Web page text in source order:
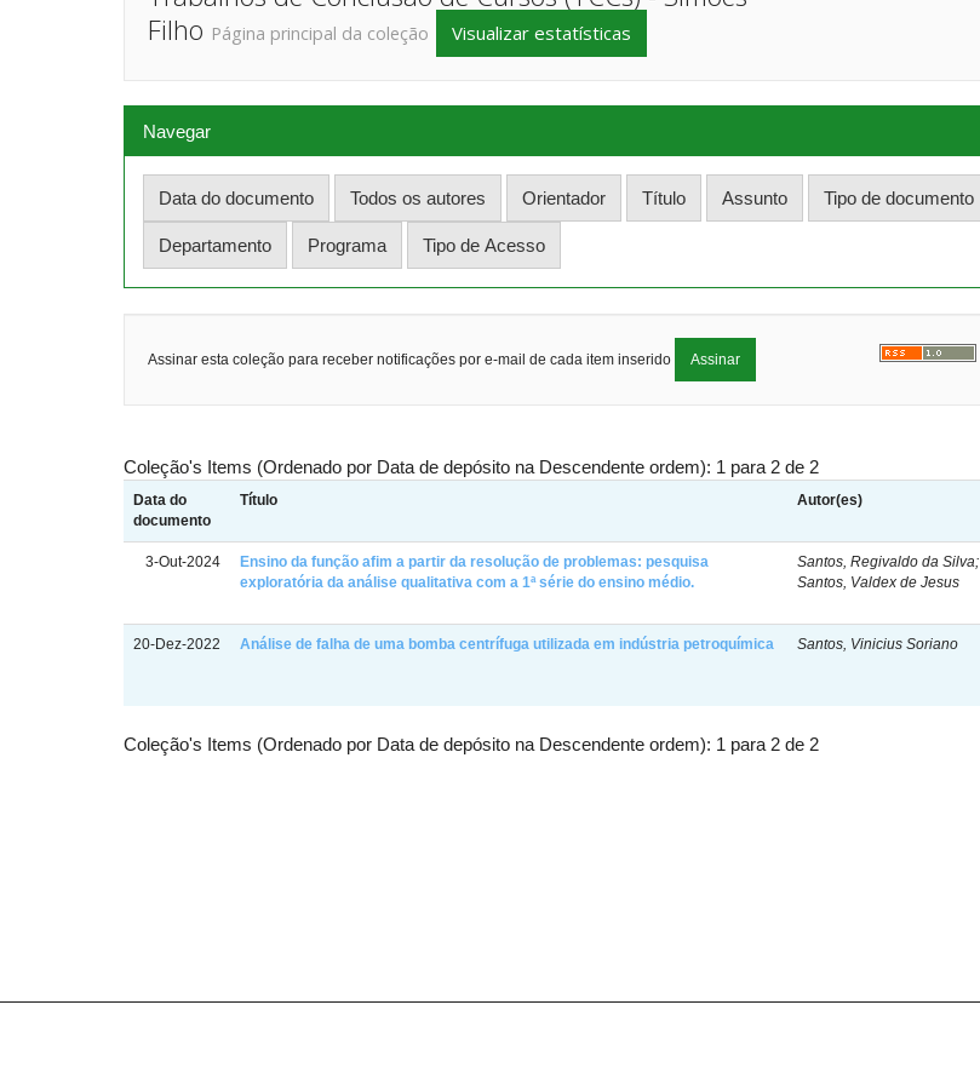
Filho Página principal da coleção Visualizar estatísticas
Navegar
Assinar esta coleção para receber notificações por e-mail de cada item inserido
Coleção's Items (Ordenado por Data de depósito na Descendente ordem): 1 para 2 de 2
Data do
documento
Título Autor(es)
3-Out-2024
Ensino da função afim a partir da resolução de problemas: pesquisa
exploratória da análise qualitativa com a 1ª série do ensino médio.
Santos, Regivaldo da Silva;
Santos, Valdex de Jesus
20-Dez-2022 Análise de falha de uma bomba centrífuga utilizada em indústria petroquímica Santos, Vinicius Soriano
Coleção's Items (Ordenado por Data de depósito na Descendente ordem): 1 para 2 de 2